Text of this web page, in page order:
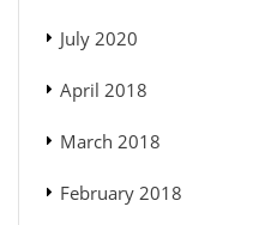
July 2020
April 2018
March 2018
February 2018